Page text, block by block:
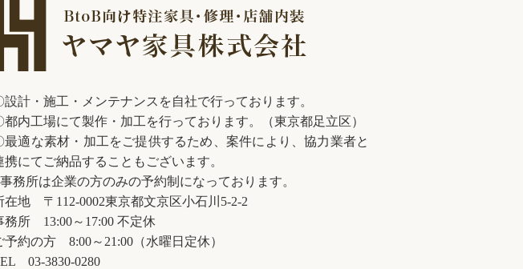
ジュエリー 美の変革者……続きを
解説は特にないです。今年も忙
設計・施工・メンテナンスを自社で行っております。
都内工場にて製作・加工を行っております。（東京都足立区）
最適な素材・加工をご提供するため、案件により、協力業者と
携にてご納品することもございます。
務所は企業の方のみの予約制になっております。
在地 〒112-0002東京都文京区小石川5-2-2
務所 13:00～17:00 不定休
予約の方 8:00～21:00（水曜日定休）
03-3830-0280